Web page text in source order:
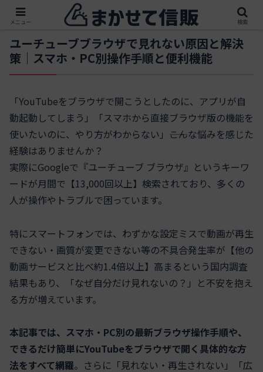
ユーチューブブラウザで見れない原因と解決
策｜スマホ・PC別操作手順と便利機能
「YouTubeをブラウザで開こうとしたのに、アプリが自
動起動してしまう」「スマホから直接ブラウザ版の機能を
使いたいのに、やり方がわからない」――こんな悩みを感じた
経験はありませんか？
実際にGoogleで『ユーチューブ ブラウザ』というキーワ
ードが月間で【13,000回以上】検索されており、多くの
人が操作やトラブルで困っています。
特にスマートフォンでは、わずかな設定ミスで動画が再生
できない・画質が変更できない等の不具合発生率が【他の
動画サービスと比べ約1.4倍以上】高まるという国内調査
結果もあり、
「なぜ自分だけ見れないの？」 と不安を抱え
る方が増えています。
本記事では、スマホ・PC別の最新ブラウザ操作手順や、
できるだけ簡単にYouTubeをブラウザで開く具体的な方
法をすべて網羅。さらに「見れない・再生されない」「広
メニュー 検索